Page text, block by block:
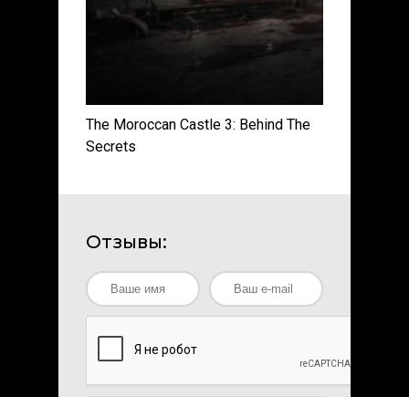
The Moroccan Castle 3: Behind The
Secrets
Отзывы: